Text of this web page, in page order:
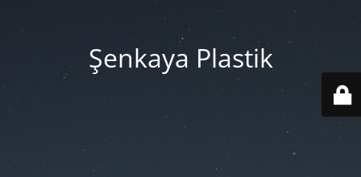
Şenkaya Plastik